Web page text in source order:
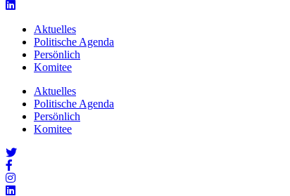
Aktuelles
Politische Agenda
Persönlich
Komitee
Aktuelles
Politische Agenda
Persönlich
Komitee